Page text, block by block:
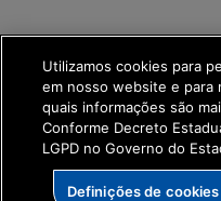
Executiva de
Transformação Digital
get_footer();
Utilizamos cookies para
em nosso website e para
quais informações são
Conforme Decreto
LGPD no Governo do
Definições de cookies